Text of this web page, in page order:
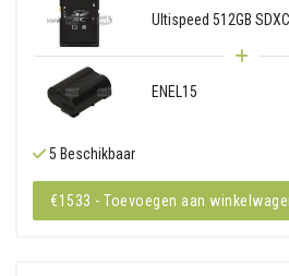
Ultispeed 512GB
ENEL15
5 Beschikbaar
€1533 - Toevoegen aan